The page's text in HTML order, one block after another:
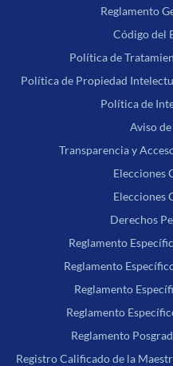
Reglamento
Código del
Política de
Política de Propiedad
Política de
Aviso
Transparencia y
Elecciones
Elecciones
Derechos
Reglamento
Reglamento
Reglamento
Reglamento
Reglamento
Registro Calificado de la